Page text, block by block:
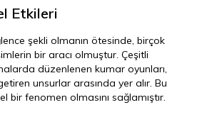
Etkileri
şekli olmanın ötesinde, birçok
bir aracı olmuştur. Çeşitli
düzenlenen kumar oyunları,
unsurlar arasında yer alır. Bu
bir fenomen olmasını sağlamıştır.